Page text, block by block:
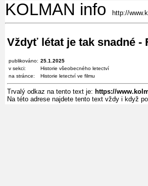
KOLMAN info http://
Vždyť létat je tak snadné -
publikováno: 25.1.2025
v sekci:
Historie všeobecného letectví
na stránce:
Historie letectví ve filmu
Trvalý odkaz na tento text je: https://
Na této adrese najdete tento text vždy i když